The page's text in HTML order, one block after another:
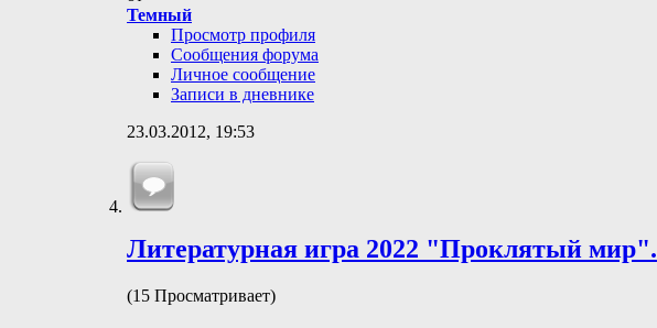
Темный
Просмотр профиля
Сообщения форума
Личное сообщение
Записи в дневнике
23.03.2012, 19:53
Литературная игра 2022 "Проклятый мир".
(15 Просматривает)